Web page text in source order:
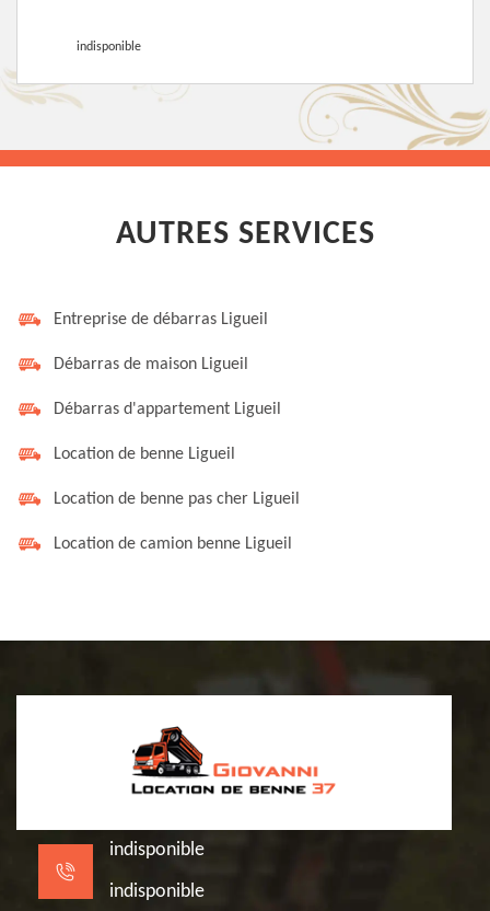
indisponible
AUTRES SERVICES
Entreprise de débarras Ligueil
Débarras de maison Ligueil
Débarras d'appartement Ligueil
Location de benne Ligueil
Location de benne pas cher Ligueil
Location de camion benne Ligueil
indisponible
indisponible